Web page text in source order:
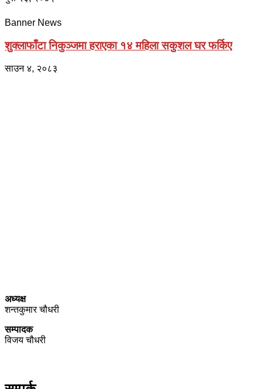
Banner News
शुक्लाफाँटा निकुञ्जमा हराएका १४ महिला सकुशल घर फर्किए
साउन ४, २०८३
अध्यक्ष
शन्तकुमार चौधरी
सम्पादक
विजय चौधरी